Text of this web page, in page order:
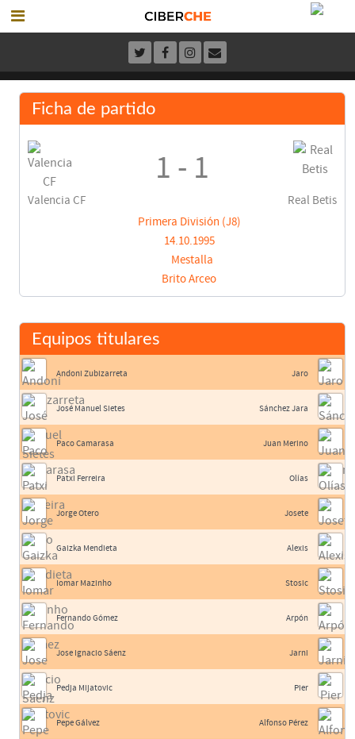
Ficha de partido
Valencia CF
1 - 1
Real Betis
Primera División (J8)
14.10.1995
Mestalla
Brito Arceo
Equipos titulares
Andoni Zubizarreta
José Manuel Sietes
Paco Camarasa
Patxi Ferreira
Jorge Otero
Gaizka Mendieta
Iomar Mazinho
Fernando Gómez
Jose Ignacio Sáenz
Pedja Mijatovic
Pepe Gálvez
Jaro
Sánchez Jara
Juan Merino
Olías
Josete
Alexis
Stosic
Arpón
Jarni
Pier
Alfonso Pérez